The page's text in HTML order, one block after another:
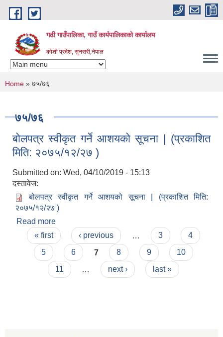
Skip to main content
गढी गाउँपालिका, गाउँ कार्यपालिकाको कार्यालय
कोशी प्रदेश, सुनसरी,नेपाल
You are here
Home » ७५/७६
७५/७६
बोलपत्र स्वीकृत गर्ने आशयको सूचना | (प्रकाशित
मिति: २०७५/१२/२७ )
Submitted on: Wed, 04/10/2019 - 15:13
दस्तावेज:
बोलपत्र स्वीकृत गर्ने आशयको सूचना | (प्रकाशित मिति:
२०७५/१२/२७ )
Read more
मिति: २०७५/१२/२७ )
Pages
« first ‹ previous 3
4
5
6 7 8 9
10
11
next › last »